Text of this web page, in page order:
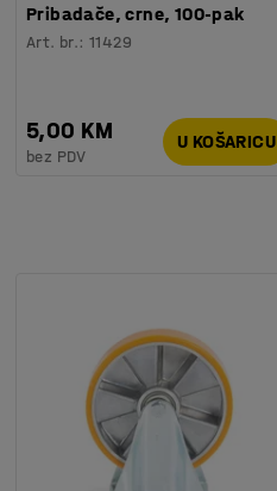
Pribadače, crne, 100-pak
Art. br.:11429
5,00 KM
bez PDV
U KOŠARICU